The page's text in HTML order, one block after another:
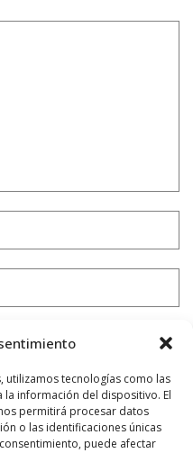
utilizamos tecnologías como las
información del dispositivo. El
permitirá procesar datos
o las identificaciones únicas
puede afectar
el comentario sea